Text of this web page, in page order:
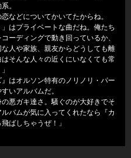
。
などについてかいてたからね。
はプライベートな曲だね。俺たち
ーディングで動き回っているか、
人や家族、親友からどうしても離
そんな人々の近くにいなくても常
はオルソン特有のノリノリ・パー
いアルバムだ。
悪ガキ達さ。騒ぐのが大好きでそ
バムが気に入ってくれたなら『カ
ばしちゃうぜ！」